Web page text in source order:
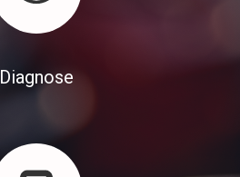
Diagnose